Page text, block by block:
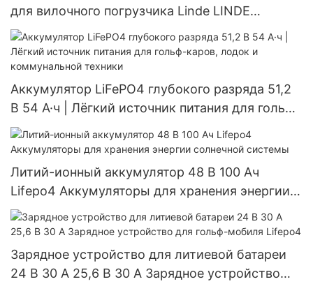
для вилочного погрузчика Linde LINDE
E40H/600
Аккумулятор LiFePO4 глубокого разряда 51,2
В 54 А·ч | Лёгкий источник питания для гольф-
каров, лодок и коммунальной техники
Литий-ионный аккумулятор 48 В 100 Ач
Lifepo4 Аккумуляторы для хранения энергии
солнечной системы
Зарядное устройство для литиевой батареи
24 В 30 А 25,6 В 30 А Зарядное устройство